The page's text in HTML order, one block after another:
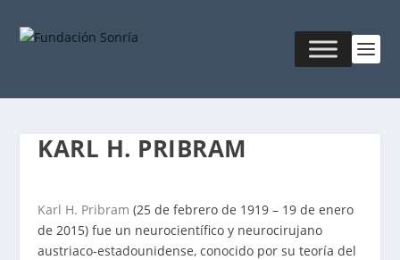
KARL H. PRIBRAM
Karl H. Pribram (25 de febrero de 1919 – 19 de enero
de 2015) fue un neurocientífico y neurocirujano
austriaco-estadounidense, conocido por su teoría del